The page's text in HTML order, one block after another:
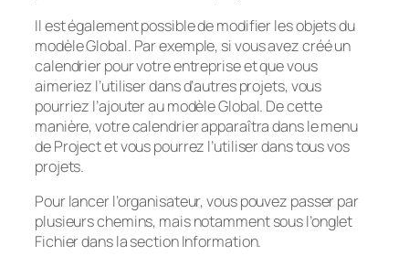
Il est également possible de modifier les objets du
modèle Global. Par exemple, si vous avez créé un
calendrier pour votre entreprise et que vous
aimeriez l’utiliser dans d’autres projets, vous
pourriez l’ajouter au modèle Global. De cette
manière, votre calendrier apparaîtra dans le menu
de Project et vous pourrez l’utiliser dans tous vos
projets.
Pour lancer l’organisateur, vous pouvez passer par
plusieurs chemins, mais notamment sous l’onglet
Fichier dans la section Information.